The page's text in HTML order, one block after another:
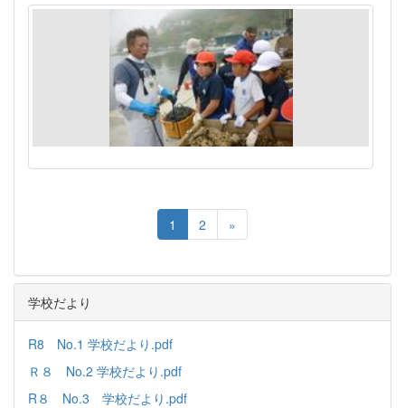
1 2 »
学校だより
R8 No.1 学校だより.pdf
Ｒ８ No.2 学校だより.pdf
R８ No.3 学校だより.pdf